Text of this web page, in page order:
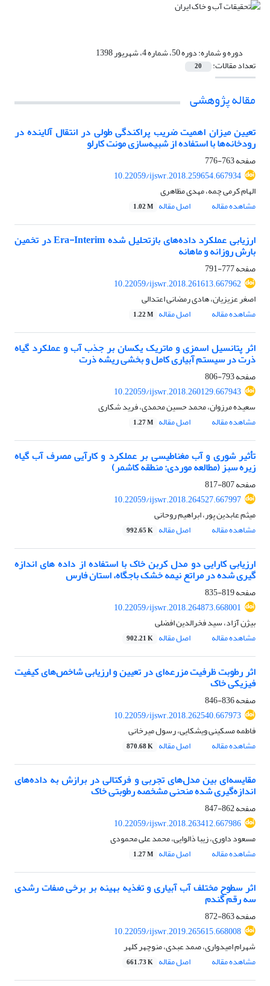
دوره و شماره:دوره 50، شماره 4، شهریور 1398
تعداد مقالات: 20
مقاله پژوهشی
تعیین میزان اهمیت ضریب پراکندگی طولی در انتقال آلاینده در
رودخانه‌ها با استفاده از شبیه‌سازی مونت کارلو
صفحه763-776
10.22059/ijswr.2018.259654.667934
الهام کرمی چمه، مهدی مظاهری
مشاهده مقاله
اصل مقاله 1.02 M
ارزیابی عملکرد داده‌های بازتحلیل ‌شده Era-Interim در تخمین
بارش روزانه و ماهانه
صفحه777-791
10.22059/ijswr.2018.261613.667962
اصغر عزیزیان، هادی رمضانی اعتدالی
مشاهده مقاله
اصل مقاله 1.22 M
اثر پتانسیل اسمزی و ماتریک یکسان بر جذب آب و عملکرد گیاه
ذرت در سیستم آبیاری کامل و بخشی ریشه ذرت
صفحه793-806
10.22059/ijswr.2018.260129.667943
سعیده مرزوان، محمد حسین محمدی، فرید شکاری
مشاهده مقاله
اصل مقاله 1.27 M
تأثیر شوری و آب مغناطیسی بر عملکرد و کارآیی مصرف آب گیاه
زیره سبز (مطالعه موردی: منطقه کاشمر)
صفحه807-817
10.22059/ijswr.2018.264527.667997
میثم عابدین پور، ابراهیم روحانی
مشاهده مقاله
اصل مقاله 992.65 K
ارزیابی کارایی دو مدل کربن خاک با استفاده از داده ‏های اندازه‏
گیری‏ شده در مراتع نیمه‏ خشک باجگاه، استان فارس
صفحه819-835
10.22059/ijswr.2018.264873.668001
بیژن آزاد، سید فخرالدین افضلی
مشاهده مقاله
اصل مقاله 902.21 K
اثر رطوبت ظرفیت مزرعه‌ای در تعیین و ارزیابی شاخص‌های کیفیت
فیزیکی خاک
صفحه836-846
10.22059/ijswr.2018.262540.667973
فاطمه مسکینی ویشکایی، رسول میرخانی
مشاهده مقاله
اصل مقاله 870.68 K
مقایسه‌ای بین مدل‌های تجربی و فرکتالی در برازش به داده‌های
اندازه‌گیری شده منحنی مشخصه رطوبتی خاک
صفحه862-847
10.22059/ijswr.2018.263412.667986
مسعود داوری، زیبا ذالوایی، محمد علی محمودی
مشاهده مقاله
اصل مقاله 1.27 M
اثر سطوح مختلف آب آبیاری و تغذیه بهینه بر برخی صفات رشدی
سه رقم گندم
صفحه863-872
10.22059/ijswr.2019.265615.668008
شهرام امیدواری، صمد عبدی، منوچهر کلهر
مشاهده مقاله
اصل مقاله 661.73 K